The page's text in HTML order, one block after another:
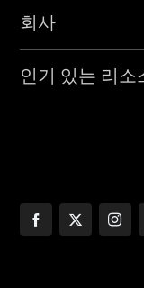
회사
인기 있는 리소